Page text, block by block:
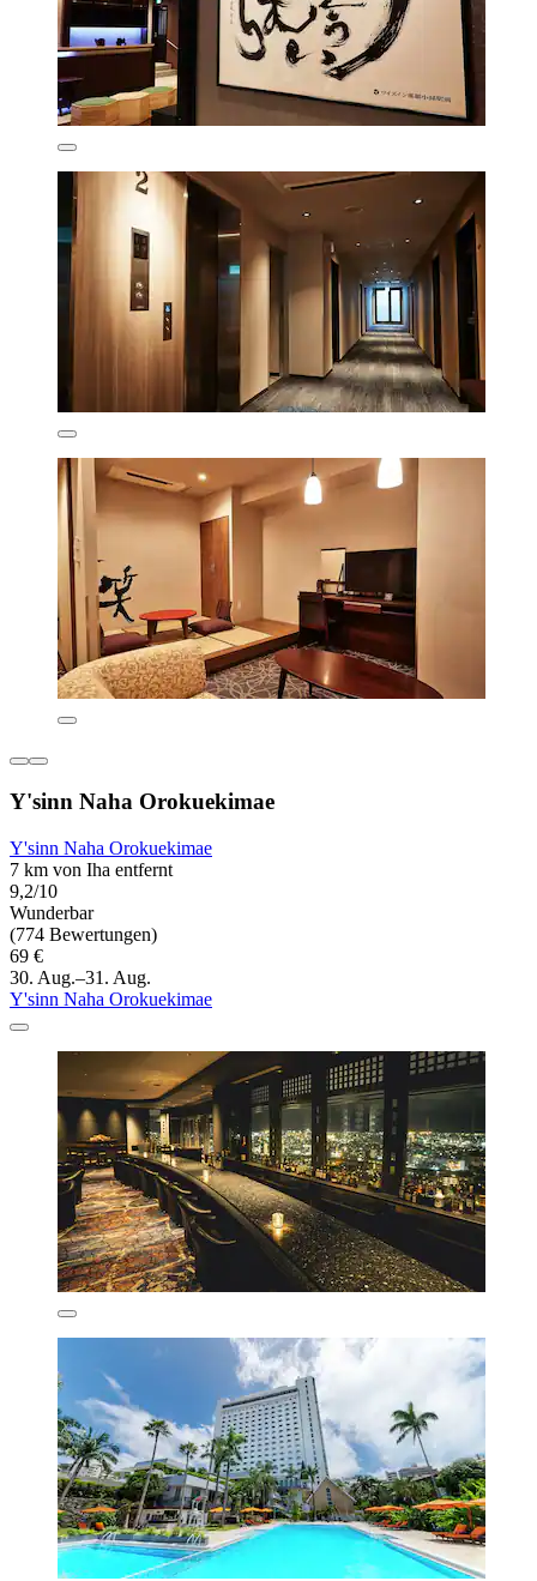
Y'sinn Naha Orokuekimae
Y'sinn Naha Orokuekimae
7 km von Iha entfernt
9,2/10
Wunderbar
(774 Bewertungen)
69 €
30. Aug.–31. Aug.
Y'sinn Naha Orokuekimae